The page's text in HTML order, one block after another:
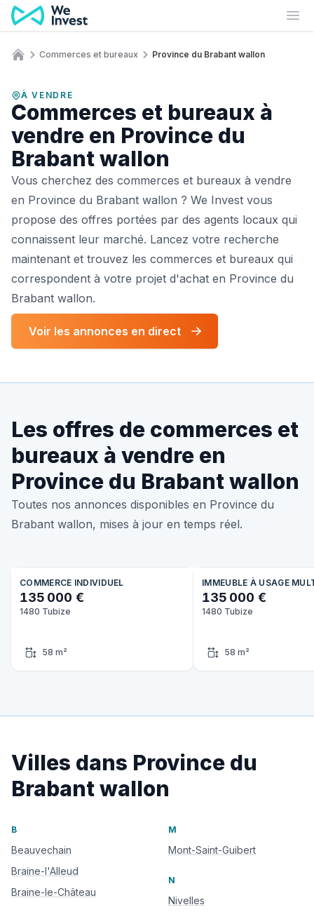
Aller au contenu
Commerces et bureaux Province du Brabant wallon
À VENDRE
Commerces et bureaux à
vendre en Province du
Brabant wallon
Vous cherchez des commerces et bureaux à vendre
en Province du Brabant wallon ? We Invest vous
propose des offres portées par des agents locaux qui
connaissent leur marché. Lancez votre recherche
maintenant et trouvez les commerces et bureaux qui
correspondent à votre projet d'achat en Province du
Brabant wallon.
Voir les annonces en direct
Les offres de commerces et
bureaux à vendre en
Province du Brabant wallon
Toutes nos annonces disponibles en Province du
Brabant wallon, mises à jour en temps réel.
COMMERCE INDIVIDUEL
135 000 €
1480 Tubize
58 m²
IMMEUBLE À USAGE
135 000 €
1480 Tubize
58 m²
Villes dans Province du
Brabant wallon
B
Beauvechain
Braine-l'Alleud
Braine-le-Château
M
Mont-Saint-Guibert
N
Nivelles